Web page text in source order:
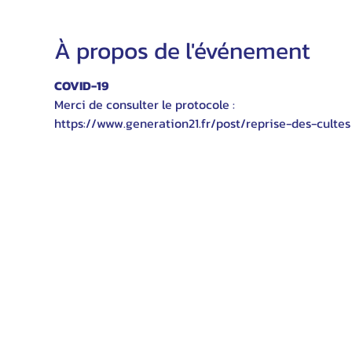
À propos de l'événement
COVID-19
Merci de consulter le protocole :
https://www.generation21.fr/post/reprise-des-cultes